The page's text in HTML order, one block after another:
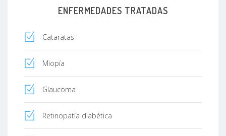
ENFERMEDADES TRATADAS
Cataratas
Miopía
Glaucoma
Retinopatía diabética